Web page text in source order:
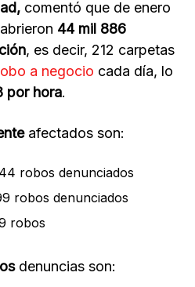
comentó que de enero
44 mil 886
, es decir, 212 carpetas
a negocio cada día, lo
por hora.
afectados son:
robos denunciados
robos denunciados
robos
denuncias son: